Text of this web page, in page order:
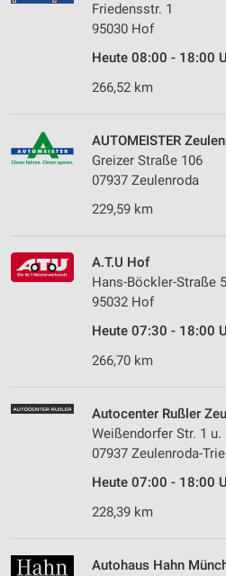
Friedensstr. 1
95030 Hof
Heute 08:00 - 18:00
266,52 km
AUTOMEISTER
Greizer Straße 106
07937 Zeulenroda
229,59 km
A.T.U Hof
Hans-Böckler-Straße 5
95032 Hof
Heute 07:30 - 18:00
266,70 km
Autocenter Rußler
Weißendorfer Str. 1 u.
07937 Zeulenroda-
Heute 07:00 - 18:00
228,39 km
Autohaus Hahn